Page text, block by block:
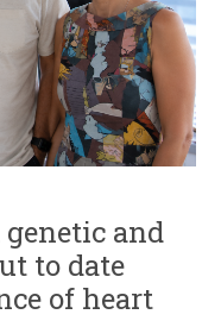
and
to date
of heart